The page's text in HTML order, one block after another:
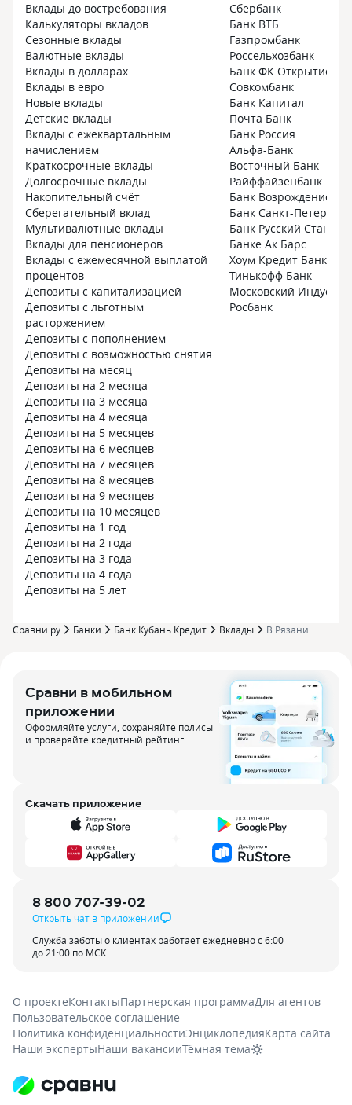
Вклады до востребования
Калькуляторы вкладов
Сезонные вклады
Валютные вклады
Вклады в долларах
Вклады в евро
Новые вклады
Детские вклады
Вклады с ежеквартальным
начислением
Краткосрочные вклады
Долгосрочные вклады
Накопительный счёт
Сберегательный вклад
Мультивалютные вклады
Вклады для пенсионеров
Вклады с ежемесячной выплатой
процентов
Депозиты с капитализацией
Депозиты с льготным
расторжением
Депозиты с пополнением
Депозиты с возможностью снятия
Депозиты на месяц
Депозиты на 2 месяца
Депозиты на 3 месяца
Депозиты на 4 месяца
Депозиты на 5 месяцев
Депозиты на 6 месяцев
Депозиты на 7 месяцев
Депозиты на 8 месяцев
Депозиты на 9 месяцев
Депозиты на 10 месяцев
Депозиты на 1 год
Депозиты на 2 года
Депозиты на 3 года
Депозиты на 4 года
Депозиты на 5 лет
Сбербанк
Банк ВТБ
Газпромбанк
Россельхозбанк
Банк ФК Открытие
Совкомбанк
Банк Капитал
Почта Банк
Банк Россия
Альфа-Банк
Восточный Банк
Райффайзенбанк
Банк Возрождение
Банк Санкт-Петербург
Банк Русский
Банке Ак Барс
Хоум Кредит Банк
Тинькофф Банк
Московский
Росбанк
Сравни.ру Банки Банк Кубань Кредит Вклады В Рязани
Сравни в мобильном
приложении
Оформляйте услуги, сохраняйте полисы
и проверяйте кредитный рейтинг
Скачать приложение
8 800 707-39-02
Открыть чат в приложении
Служба заботы о клиентах работает ежедневно с 6:00
до 21:00 по МСК
О проектеКонтактыПартнерская программаДля агентов
Пользовательское соглашение
Политика конфиденциальностиЭнциклопедияКарта сайта
Наши экспертыНаши вакансииТёмная тема